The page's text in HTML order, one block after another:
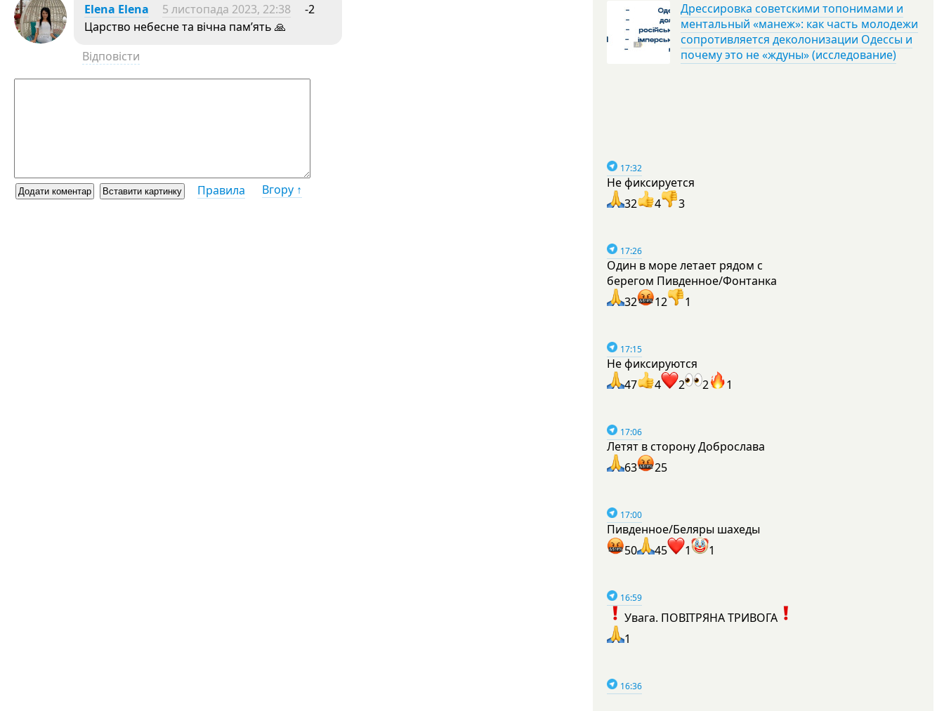
Elena Elena 5 листопада 2023, 22:38
-2
Царство небесне та вічна пам’ять 🙏
Відповісти
Правила Вгору ↑
Дрессировка советскими топонимами и
ментальный «манеж»: как часть молодежи
сопротивляется деколонизации Одессы и
почему это не «ждуны» (исследование)
17:32
Не фиксируется
32
4 3
17:26
Один в море летает рядом с
берегом Пивденное/Фонтанка
32
12 1
17:15
Не фиксируются
47
4 2 2 1
17:06
Летят в сторону Доброслава
63
25
17:00
Пивденное/Беляры шахеды
50
45 1 1
16:59
Увага. ПОВІТРЯНА ТРИВОГА
1
16:36